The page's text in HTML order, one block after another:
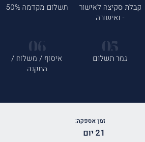
קבלת סקיצה לאישור
- ואישורה
תשלום מקדמה 50%
גמר תשלום
איסוף / משלוח /
התקנה
זמן אספקה:
21 יום